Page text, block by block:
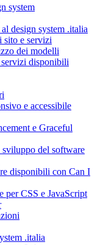
system
design system .italia
sito e servizi
dei modelli
disponibili
e accessibile
e Graceful
del software
disponibili con Can I
per CSS e JavaScript
.italia